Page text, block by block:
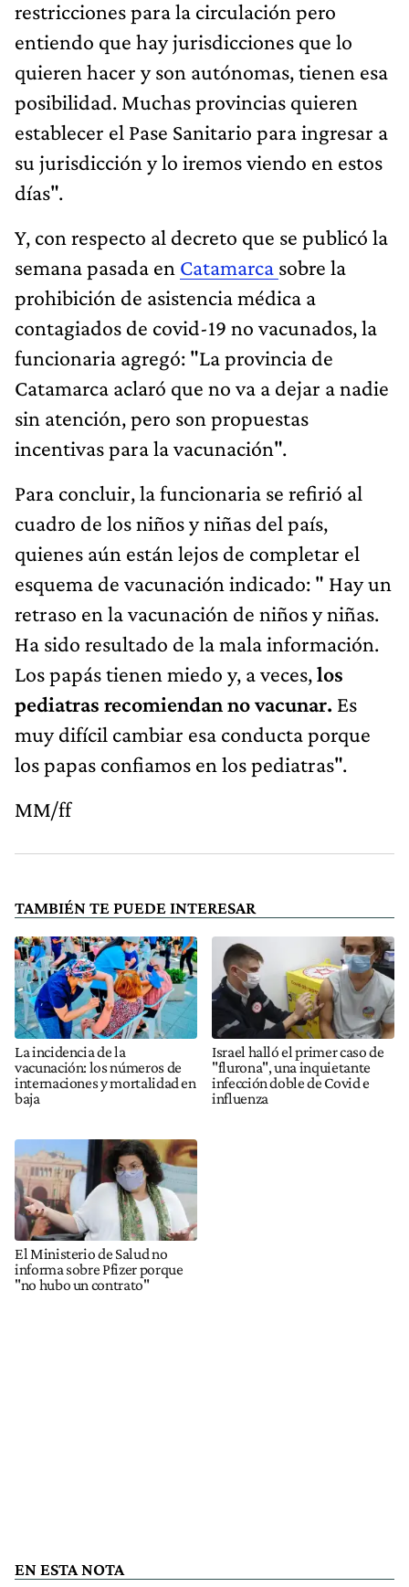
restricciones para la circulación pero
entiendo que hay jurisdicciones que lo
quieren hacer y son autónomas, tienen esa
posibilidad. Muchas provincias quieren
establecer el Pase Sanitario para ingresar a
su jurisdicción y lo iremos viendo en estos
días".
Y, con respecto al decreto que se publicó la
semana pasada en Catamarca sobre la
prohibición de asistencia médica a
contagiados de covid-19 no vacunados, la
funcionaria agregó: "La provincia de
Catamarca aclaró que no va a dejar a nadie
sin atención, pero son propuestas
incentivas para la vacunación".
Para concluir, la funcionaria se refirió al
cuadro de los niños y niñas del país,
quienes aún están lejos de completar el
esquema de vacunación indicado: " Hay un
retraso en la vacunación de niños y niñas.
Ha sido resultado de la mala información.
Los papás tienen miedo y, a veces,los
pediatras recomiendan no vacunar. Es
muy difícil cambiar esa conducta porque
los papas confiamos en los pediatras".
MM/ff
TAMBIÉN TE PUEDE INTERESAR
La incidencia de la
vacunación: los números de
internaciones y mortalidad en
baja
Israel halló el primer caso de
"flurona", una inquietante
infección doble de Covid e
influenza
El Ministerio de Salud no
informa sobre Pfizer porque
"no hubo un contrato"
EN ESTA NOTA